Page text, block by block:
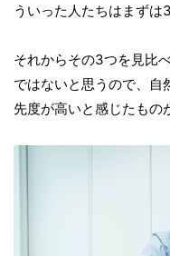
ういった人たちはまずは
それからその3つを見比
ではないと思うので、自
先度が高いと感じたもの